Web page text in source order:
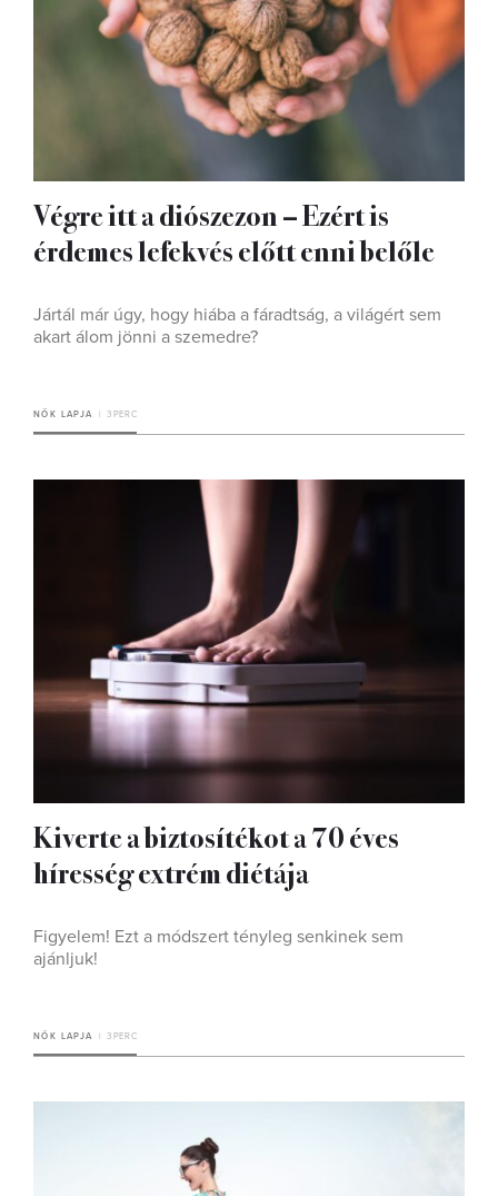
Végre itt a diószezon – Ezért is
érdemes lefekvés előtt enni belőle
Jártál már úgy, hogy hiába a fáradtság, a világért sem
akart álom jönni a szemedre?
NŐK LAPJA 3 PERC
Kiverte a biztosítékot a 70 éves
híresség extrém diétája
Figyelem! Ezt a módszert tényleg senkinek sem
ajánljuk!
NŐK LAPJA 3 PERC